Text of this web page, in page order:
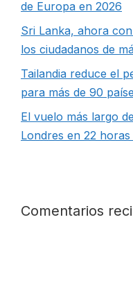
de Europa en 2026
Sri Lanka, ahora
los ciudadanos de
Tailandia reduce el
para más de 90
El vuelo más largo
Londres en 22 horas
Comentarios